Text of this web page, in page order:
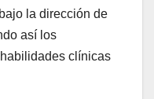
la dirección de
así los
clínicas